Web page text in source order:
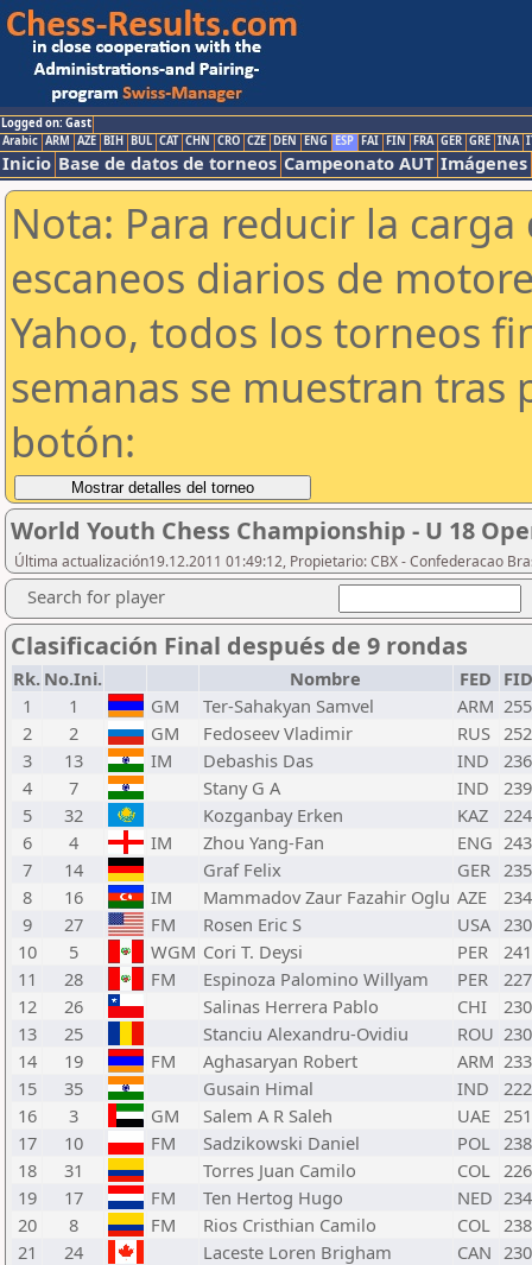
Logged on: Gast
Arabic ARM AZE BIH BUL CAT CHN CRO CZE DEN ENG ESP FAI FIN FRA GER GRE INA
Inicio Base de datos de torneos Campeonato AUT Imágenes
Nota: Para reducir la
escaneos diarios de
Yahoo, todos los torneos
semanas se muestran tras
botón:
World Youth Chess Championship - U 18
Última actualización19.12.2011 01:49:12, Propietario: CBX - Confederacao
Search for player
Clasificación Final después de 9 rondas
Rk. No.Ini. Nombre FED
1
1 GM Ter-Sahakyan Samvel ARM
2
2 GM Fedoseev Vladimir RUS
3
13 IM Debashis Das IND
4
7 Stany G A IND
5
32 Kozganbay Erken KAZ
6
4 IM Zhou Yang-Fan ENG
7
14 Graf Felix GER
8
16 IM Mammadov Zaur Fazahir Oglu AZE
9
27 FM Rosen Eric S USA
10
5 WGM Cori T. Deysi PER
11
28 FM Espinoza Palomino Willyam PER
12
26 Salinas Herrera Pablo CHI
13
25 Stanciu Alexandru-Ovidiu ROU
14
19 FM Aghasaryan Robert ARM
15
35 Gusain Himal IND
16
3 GM Salem A R Saleh UAE
17
10 FM Sadzikowski Daniel POL
18
31 Torres Juan Camilo COL
19
17 FM Ten Hertog Hugo NED
20
8 FM Rios Cristhian Camilo COL
21
24 Laceste Loren Brigham CAN